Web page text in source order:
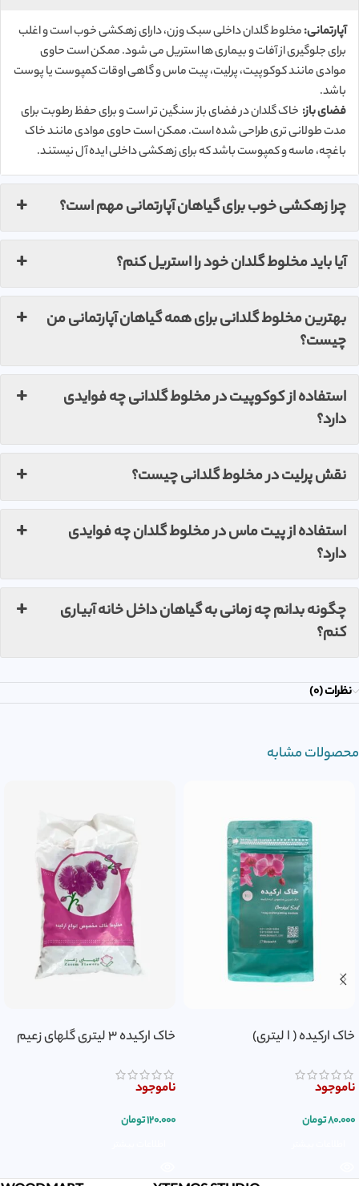
آپارتمانی:مخلوط گلدان داخلی سبک وزن، دارای زهکشی خوب است و اغلب
برای جلوگیری از آفات و بیماری ها استریل می شود. ممکن است حاوی
موادی مانند کوکوپیت، پرلیت، پیت ماس و گاهی اوقات کمپوست یا پوست
باشد.
فضای باز: خاک گلدان در فضای باز سنگین تر است و برای حفظ رطوبت برای
مدت طولانی تری طراحی شده است. ممکن است حاوی موادی مانند خاک
باغچه، ماسه و کمپوست باشد که برای زهکشی داخلی ایده آل نیستند.
چرا زهکشی خوب برای گیاهان آپارتمانی مهم است؟
آیا باید مخلوط گلدان خود را استریل کنم؟
بهترین مخلوط گلدانی برای همه گیاهان آپارتمانی من
چیست؟
استفاده از کوکوپیت در مخلوط گلدانی چه فوایدی
دارد؟
نقش پرلیت در مخلوط گلدانی چیست؟
استفاده از پیت ماس در مخلوط گلدان چه فوایدی
دارد؟
چگونه بدانم چه زمانی به گیاهان داخل خانه آبیاری
کنم؟
نظرات (0)
محصولات مشابه
خاک ارکیده ( ا لیتری)
ناموجود
۸۰.۰۰۰تومان
خاک ارکیده 3 لیتری گلهای زعیم
ناموجود
۱۲۰.۰۰۰تومان